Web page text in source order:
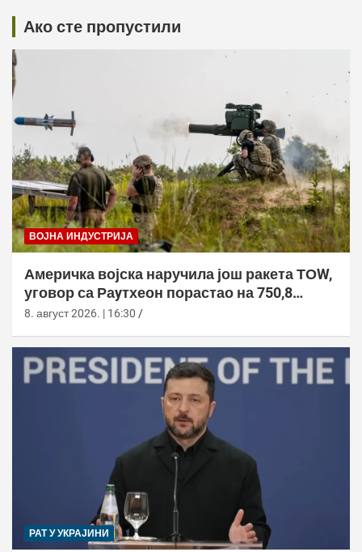
Ако сте пропустили
ВОЈНА ИНДУСТРИЈА
Америчка војска наручила још ракета ТОW,
уговор са Раyтхеон порастао на 750,8
милиона долара
8. август 2026. | 16:30
РАТ У УКРАЈИНИ